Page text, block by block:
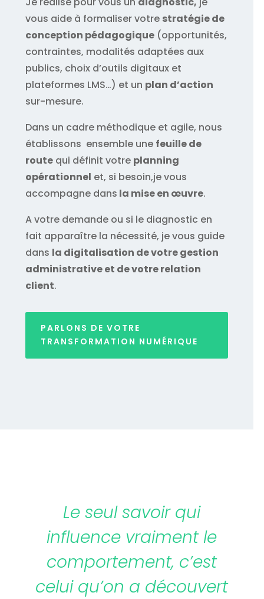
vous aide à formaliser votre stratégie de
conception pédagogique (opportunités,
contraintes, modalités adaptées aux
publics, choix d’outils digitaux et
plateformes LMS…) et un plan d’action
sur-mesure.
Dans un cadre méthodique et agile, nous
établissons ensemble une feuille de
route qui définit votre planning
opérationnel et, si besoin,je vous
accompagne dans la mise en œuvre.
A votre demande ou si le diagnostic en
fait apparaître la nécessité, je vous guide
dans la digitalisation de votre gestion
administrative et de votre relation
client.
PARLONS DE VOTRE
TRANSFORMATION NUMÉRIQUE
Le seul savoir qui
influence vraiment le
comportement, c’est
celui qu’on a découvert